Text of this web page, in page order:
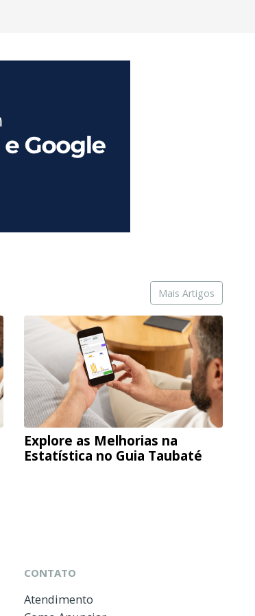
Mais Artigos
Explore as Melhorias na
Estatística no Guia Taubaté
CONTATO
Atendimento